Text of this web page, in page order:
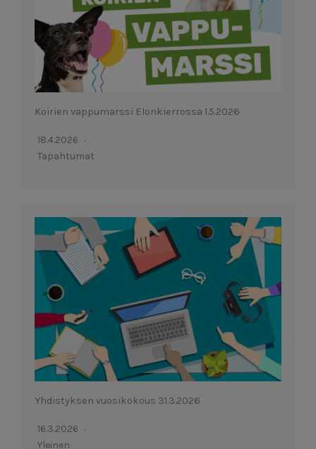
Koirien vappumarssi Elonkierrossa 1.5.2026
18.4.2026
Tapahtumat
Yhdistyksen vuosikokous 31.3.2026
16.3.2026
Yleinen